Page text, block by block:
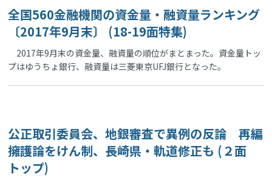
全国560金融機関の資金量・融資量ランキング
〔2017年9月末〕 (18-19面特集)
2017年9月末の資金量、融資量の順位がまとまった。資金量トッ
プはゆうちょ銀行、融資量は三菱東京UFJ銀行となった。
公正取引委員会、地銀審査で異例の反論 再編
擁護論をけん制、長崎県・軌道修正も (２面
トップ)